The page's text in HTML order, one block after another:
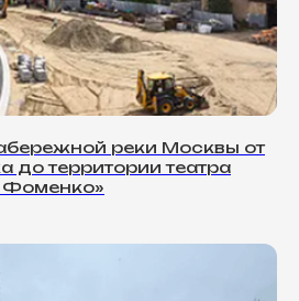
реки Москвы от
до территории театра
Фоменко»